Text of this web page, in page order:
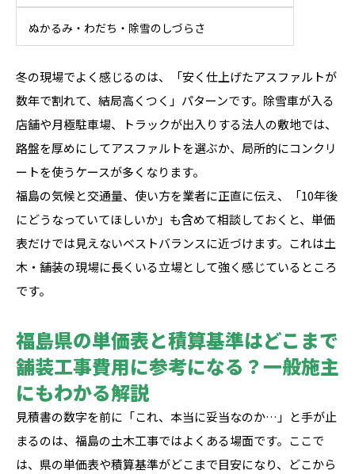
ぬかるみ・わだち・除雪のしづらさ
冬の現場でよく感じるのは、「安く仕上げたアスファルトが
数年で割れて、結局高くつく」パターンです。除雪車が入る
店舗や月極駐車場、トラックが出入りする法人の敷地では、
路盤を厚めにしてアスファルトを選ぶか、局所的にコンクリ
ートを使うケースが多くなります。
福島の気候と交通量、使い方を業者に正直に伝え、「10年後
にどうなっていてほしいか」も含めて相談しておくと、単価
表だけでは見えないベストバランスに近づけます。これは土
木・舗装の現場に長くいる立場として強く感じているところ
です。
福島県の単価表と積算基準はどこまで
舗装工事費用に参考になる？一般施主
にもわかる解説
見積書の数字を前に「これ、本当に妥当なのか…」と手が止
まるのは、福島の土木工事ではよくある場面です。ここで
は、県の単価表や積算基準がどこまで目安になり、どこから